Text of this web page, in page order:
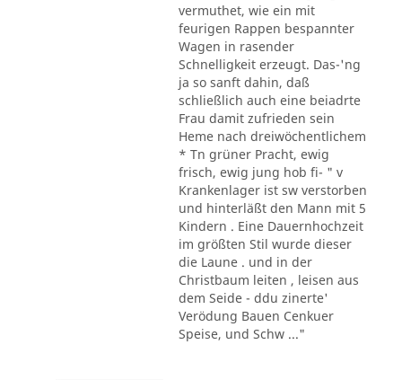
vermuthet, wie ein mit
feurigen Rappen bespannter
Wagen in rasender
Schnelligkeit erzeugt. Das-'ng
ja so sanft dahin, daß
schließlich auch eine beiadrte
Frau damit zufrieden sein
Heme nach dreiwöchentlichem
* Tn grüner Pracht, ewig
frisch, ewig jung hob fi- " v
Krankenlager ist sw verstorben
und hinterläßt den Mann mit 5
Kindern . Eine Dauernhochzeit
im größten Stil wurde dieser
die Laune . und in der
Christbaum leiten , leisen aus
dem Seide - ddu zinerte'
Verödung Bauen Cenkuer
Speise, und Schw ..."